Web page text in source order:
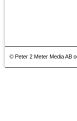
© Peter 2 Meter Media AB